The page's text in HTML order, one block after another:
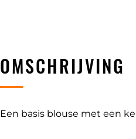
OMSCHRIJVING
Een basis blouse met een